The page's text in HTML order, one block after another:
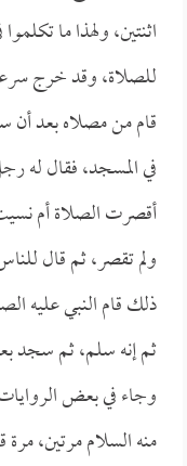
اثنتين، ولهذا ما
للصلاة، وقد خرج
قام من مصلاه بعد
في المسجد، فقال له
أقصرت الصلاة أم
ولم تقصر، ثم قال
ذلك قام النبي عليه
ثم إنه سلم، ثم سجد
وجاء في بعض
منه السلام مرتين،